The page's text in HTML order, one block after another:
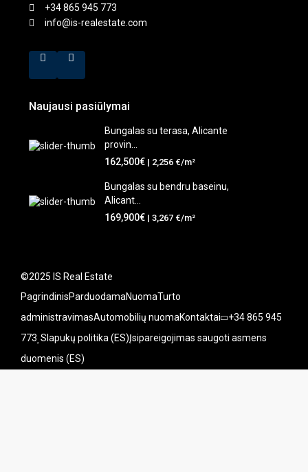
+34 865 945 773
info@is-realestate.com
Naujausi pasiūlymai
Bungalas su terasa, Alicante
provin...
162,500€ | 2,256 €/m²
Bungalas su bendru baseinu,
Alicant...
169,900€ | 3,267 €/m²
©2025 IS Real Estate
PagrindinisParduodamaNuomaTurto
administravimasAutomobilių nuomaKontaktai +34 865 945
773 Slapukų politika (ES)Įsipareigojimas saugoti asmens
duomenis (ES)